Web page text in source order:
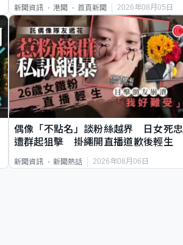
新聞資訊 港聞 首頁新聞 2026年08月05日
偶像「不點名」談粉絲越界 日女死忠
遭群起狙擊 掛繩開直播道歉後輕生
新聞資訊 新聞熱話 2026年08月06日